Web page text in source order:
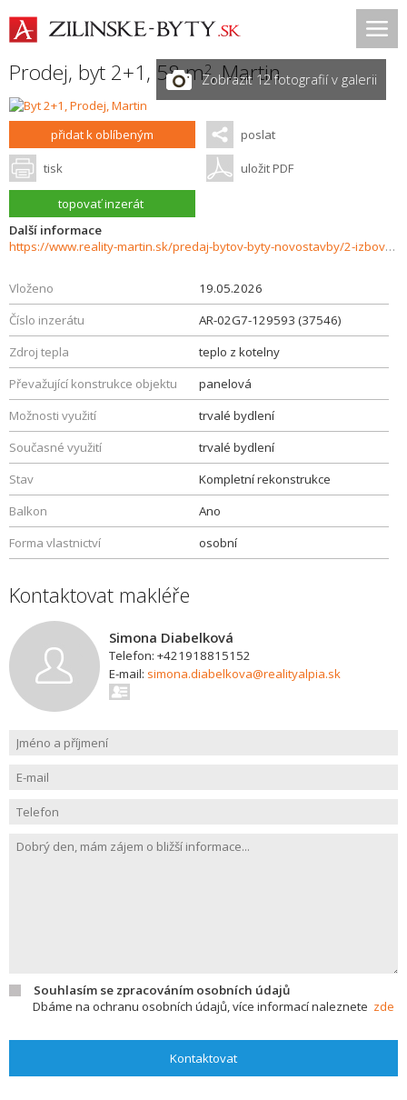
Prodej, byt 2+1, 58 m2,Martin
Zobrazit 12 fotografií v galerii
přidat k oblíbeným poslat
tisk uložit PDF
topovať inzerát
Další informace
https://www.reality-martin.sk/predaj-bytov-byty-novostavby/2-izbovy-byt-prerobeny-na-3-izbovy-lokalita-Sever-predaj-37546/?utm_source=areality&utm_medium=xml&utm_term=37546&utm_content=byt&utm_campaign=portaly
Vloženo
19.05.2026
Číslo inzerátu
AR-02G7-129593 (37546)
Zdroj tepla
teplo z kotelny
Převažující konstrukce objektu
panelová
Možnosti využití
trvalé bydlení
Současné využití
trvalé bydlení
Stav
Kompletní rekonstrukce
Balkon
Ano
Forma vlastnictví
osobní
Kontaktovat makléře
Simona Diabelková
Telefon: +421918815152
E-mail: simona.diabelkova@realityalpia.sk
Souhlasím se zpracováním osobních údajů
Dbáme na ochranu osobních údajů, více informací naleznete zde
Kontaktovat